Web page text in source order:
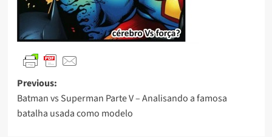
Previous:
Batman vs Superman Parte V – Analisando a famosa
batalha usada como modelo